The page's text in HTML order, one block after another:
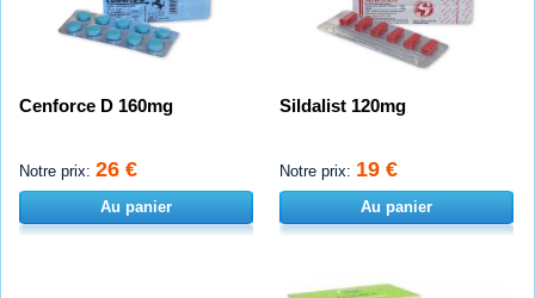
Cenforce D 160mg
Notre prix: 26 €
Au panier
Sildalist 120mg
Notre prix: 19 €
Au panier